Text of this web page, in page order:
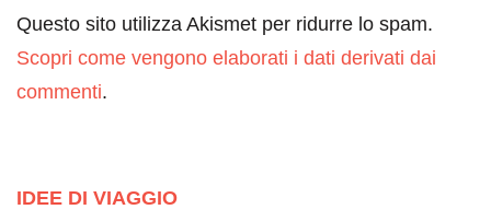
Questo sito utilizza Akismet per ridurre lo spam.
Scopri come vengono elaborati i dati derivati dai
commenti.
IDEE DI VIAGGIO